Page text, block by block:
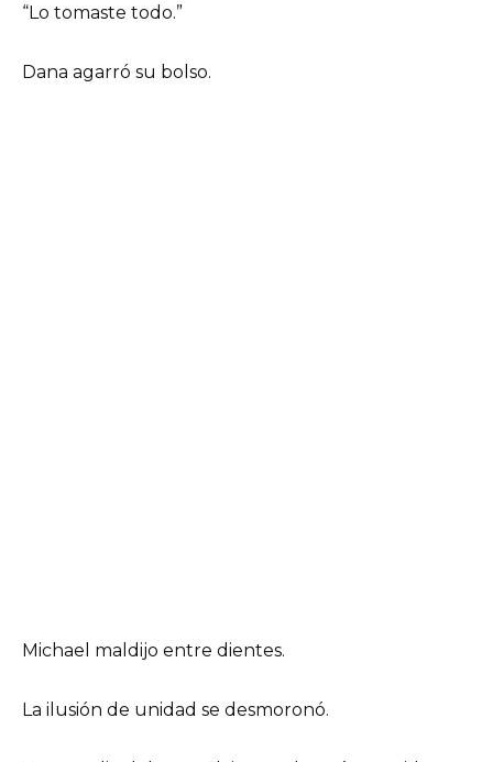
“Lo tomaste todo.”
Dana agarró su bolso.
Michael maldijo entre dientes.
La ilusión de unidad se desmoronó.